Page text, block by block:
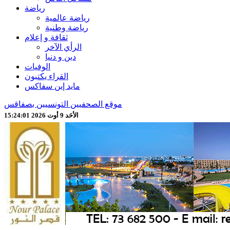
رياضة
رياضة عالمية
رياضة وطنية
ثقافة و إعلام
الرأي الآخر
دين و دنيا
الوفيات
القراء يكتبون
مايد إين سفاكس
موقع الصحفيين التونسيين بصفاقس
الأحَد 9 أوت 2026 15:24:03